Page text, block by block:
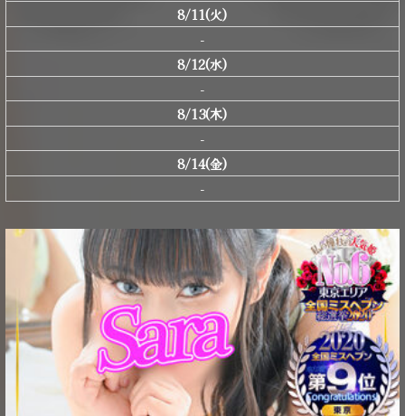
8/11(火)
-
8/12(水)
-
8/13(木)
-
8/14(金)
-